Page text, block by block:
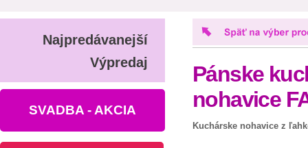
Najpredávanejší
Výpredaj
SVADBA - AKCIA
Pánske
nohavice
Kuchárske nohavice z